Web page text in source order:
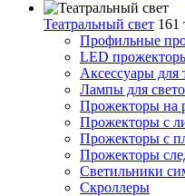
Театральный свет 161
Профильные
LED
Аксессуары для
Лампы для
Прожекторы на
Прожекторы с
Прожекторы с
Прожекторы
Светильники
Скроллеры